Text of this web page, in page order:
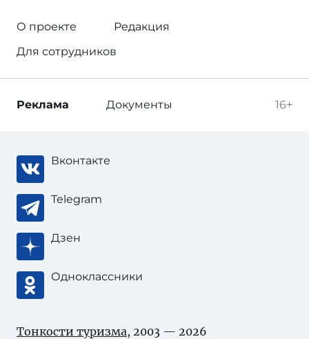
О проекте
Редакция
Для сотрудников
16+
Реклама Документы
Вконтакте
Telegram
Дзен
Одноклассники
Тонкости туризма, 2003 — 2026